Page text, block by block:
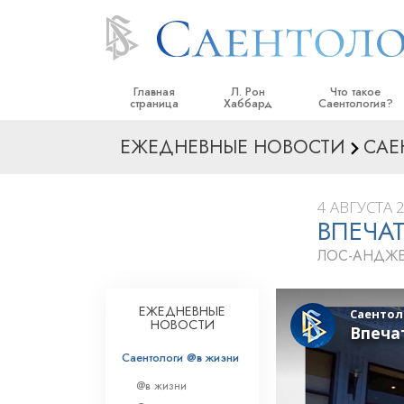
Главная
страница
Л. Рон
Хаббард
Что такое
Саентология?
Верования и
Что саентологи
Саентологии
Внутри церкви
Основные
Введение в
ЕЖЕДНЕВНЫЕ НОВОСТИ
4 АВГУСТА
ЛОС-
ЕЖЕДНЕВНЫЕ
НОВОСТИ
Саентологи @в жизни
@в жизни